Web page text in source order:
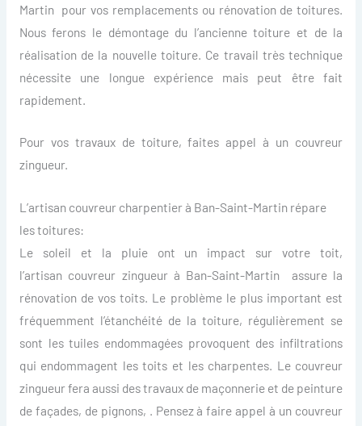
Martin pour vos remplacements ou rénovation de toitures.
Nous ferons le démontage du l’ancienne toiture et de la
réalisation de la nouvelle toiture. Ce travail très technique
nécessite une longue expérience mais peut être fait
rapidement.
Pour vos travaux de toiture, faites appel à un couvreur
zingueur.
L’artisan couvreur charpentier à Ban-Saint-Martin répare
les toitures:
Le soleil et la pluie ont un impact sur votre toit,
l’artisan couvreur zingueur à Ban-Saint-Martin assure la
rénovation de vos toits. Le problème le plus important est
fréquemment l’étanchéité de la toiture, régulièrement se
sont les tuiles endommagées provoquent des infiltrations
qui endommagent les toits et les charpentes. Le couvreur
zingueur fera aussi des travaux de maçonnerie et de peinture
de façades, de pignons, . Pensez à faire appel à un couvreur